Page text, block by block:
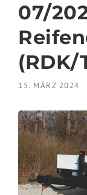
07/
(RDK/
15. MÄRZ 2024